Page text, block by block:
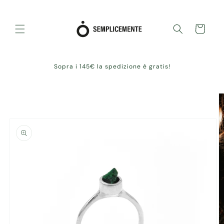
Carrello
Sopra i 145€ la spedizione è gratis!